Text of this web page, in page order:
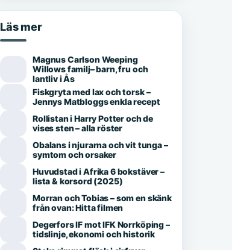
Läs mer
Magnus Carlson Weeping
Willows familj– barn, fru och
lantliv i Ås
Fiskgryta med lax och torsk –
Jennys Matbloggs enkla recept
Rollistan i Harry Potter och de
vises sten – alla röster
Obalans i njurarna och vit tunga –
symtom och orsaker
Huvudstad i Afrika 6 bokstäver –
lista & korsord (2025)
Morran och Tobias – som en skänk
från ovan: Hitta filmen
Degerfors IF mot IFK Norrköping –
tidslinje, ekonomi och historik